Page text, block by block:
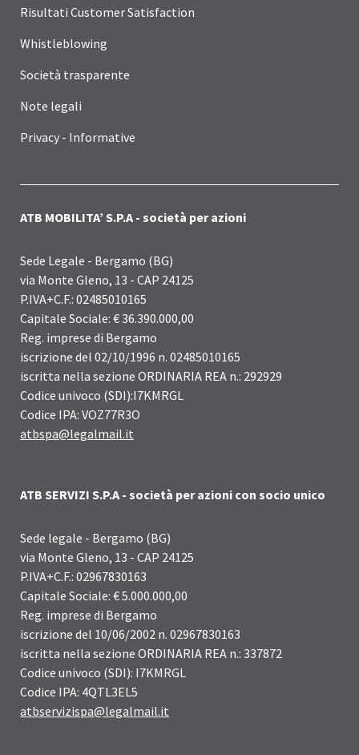
Risultati Customer Satisfaction
Whistleblowing
Società trasparente
Note legali
Privacy - Informative
ATB MOBILITA’ S.P.A - società per azioni
Sede Legale - Bergamo (BG)
via Monte Gleno, 13 - CAP 24125
P.IVA+C.F.: 02485010165
Capitale Sociale: € 36.390.000,00
Reg. imprese di Bergamo
iscrizione del 02/10/1996 n. 02485010165
iscritta nella sezione ORDINARIA REA n.: 292929
Codice univoco (SDI):I7KMRGL
Codice IPA: VOZ77R3O
atbspa@legalmail.it
ATB SERVIZI S.P.A - società per azioni con socio unico
Sede legale - Bergamo (BG)
via Monte Gleno, 13 - CAP 24125
P.IVA+C.F.: 02967830163
Capitale Sociale: € 5.000.000,00
Reg. imprese di Bergamo
iscrizione del 10/06/2002 n. 02967830163
iscritta nella sezione ORDINARIA REA n.: 337872
Codice univoco (SDI): I7KMRGL
Codice IPA: 4QTL3EL5
atbservizispa@legalmail.it